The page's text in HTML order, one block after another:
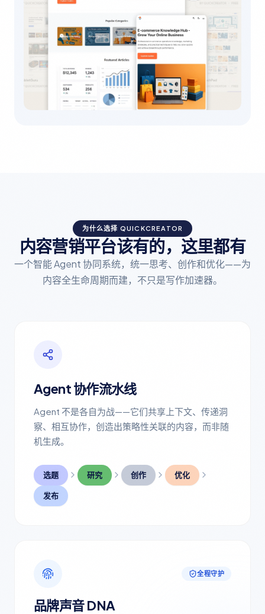
为什么选择 QUICKCREATOR
内容营销平台该有的，这里都有
一个智能 Agent 协同系统，统一思考、创作和优化——为
内容全生命周期而建，不只是写作加速器。
Agent 协作流水线
Agent 不是各自为战——它们共享上下文、传递洞
察、相互协作，创造出策略性关联的内容，而非随
机生成。
选题 研究 创作 优化
发布
全程守护
品牌声音 DNA